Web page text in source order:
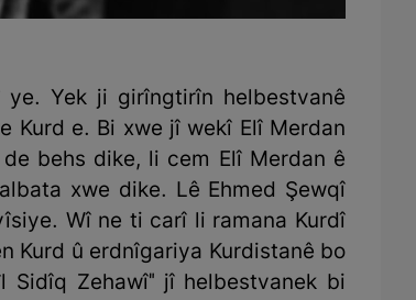
Yek ji girîngtirîn helbestvanê
Kurd e. Bi xwe jî wekî Elî Merdan
behs dike, li cem Elî Merdan ê
xwe dike. Lê Ehmed Şewqî
Wî ne ti carî li ramana Kurdî
Kurd û erdnîgariya Kurdistanê bo
Sidîq Zehawî" jî helbestvanek bi